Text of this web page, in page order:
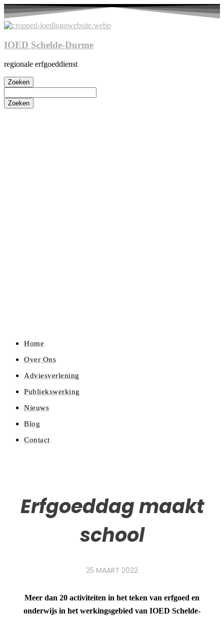
IOED Schelde-Durme
regionale erfgoeddienst
Zoeken
Home
Over Ons
Adviesverlening
Publiekswerking
Nieuws
Blog
Contact
Erfgoeddag maakt
school
25 MAART 2022
Meer dan 20 activiteiten in het teken van erfgoed en
onderwijs in het werkingsgebied van IOED Schelde-